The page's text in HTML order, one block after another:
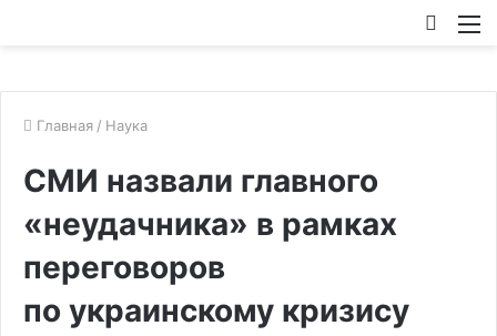
Главная / Наука
СМИ назвали главного
«неудачника» в рамках
переговоров
по украинскому кризису